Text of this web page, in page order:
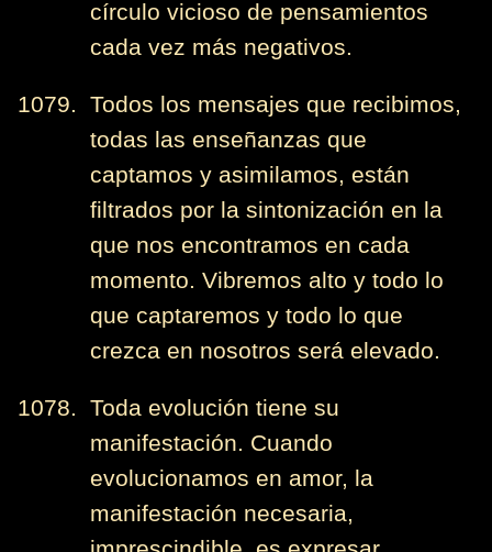
círculo vicioso de pensamientos
cada vez más negativos.
1079. Todos los mensajes que recibimos,
todas las enseñanzas que
captamos y asimilamos, están
filtrados por la sintonización en la
que nos encontramos en cada
momento. Vibremos alto y todo lo
que captaremos y todo lo que
crezca en nosotros será elevado.
1078. Toda evolución tiene su
manifestación. Cuando
evolucionamos en amor, la
manifestación necesaria,